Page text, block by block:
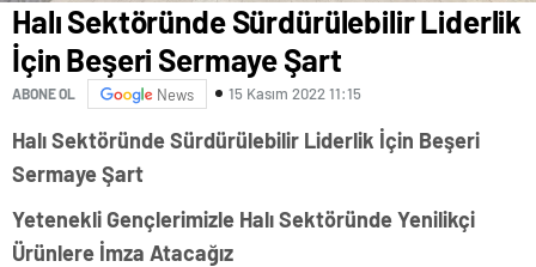
Halı Sektöründe Sürdürülebilir Liderlik
İçin Beşeri Sermaye Şart
ABONE OL News 15 Kasım 2022 11:15
Halı Sektöründe Sürdürülebilir Liderlik İçin Beşeri
Sermaye Şart
Yetenekli Gençlerimizle Halı Sektöründe Yenilikçi
Ürünlere İmza Atacağız